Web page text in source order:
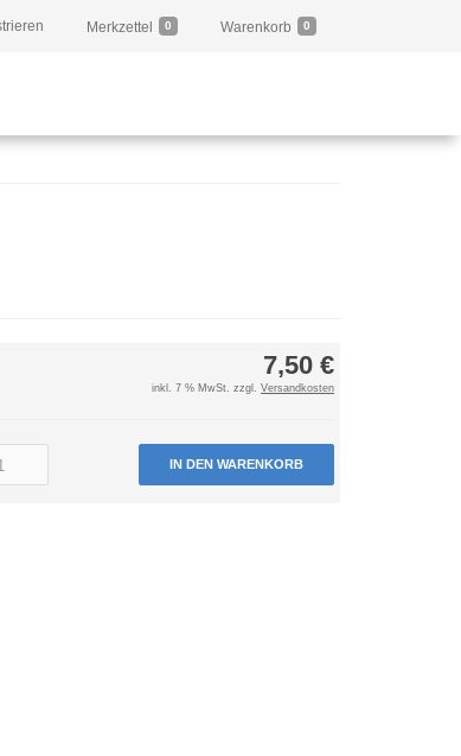
Warenkorb 0
Merkzettel 0
7,50 €
inkl. 7 % MwSt. zzgl. Versandkosten
IN DEN WARENKORB